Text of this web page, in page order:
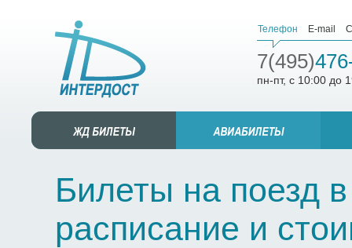
Телефон E-mail
7(495)
пн-пт, с 10:00 до
Билеты на поезд
расписание и